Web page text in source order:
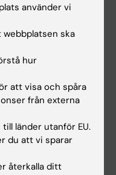
använder vi
webbplatsen ska
hur
att visa och spåra
från externa
länder utanför EU.
du att vi sparar
återkalla ditt